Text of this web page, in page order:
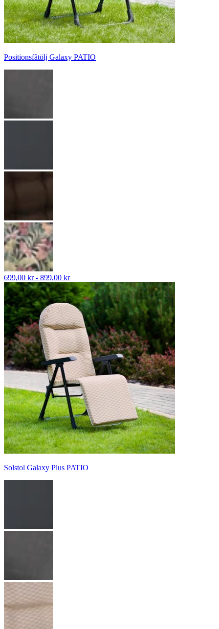
Positionsfåtölj Galaxy PATIO
699,00 kr - 899,00 kr
Solstol Galaxy Plus PATIO